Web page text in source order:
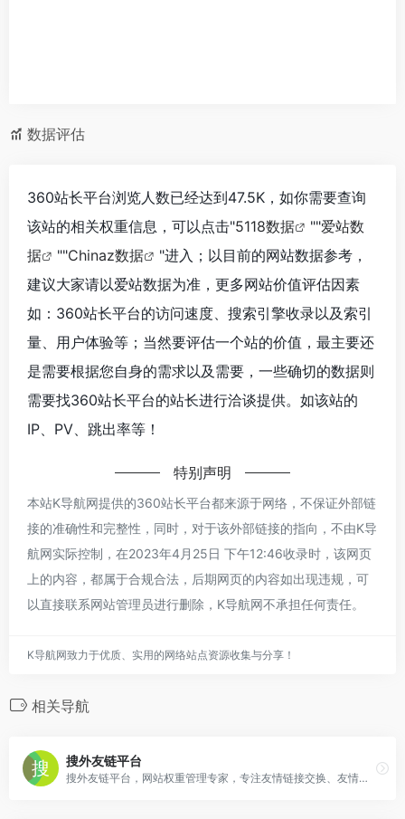
数据评估
360站长平台浏览人数已经达到47.5K，如你需要查询
该站的相关权重信息，可以点击"5118数据 ""爱站数
据
""Chinaz数据
"进入；以目前的网站数据参考，
建议大家请以爱站数据为准，更多网站价值评估因素
如：360站长平台的访问速度、搜索引擎收录以及索引
量、用户体验等；当然要评估一个站的价值，最主要还
是需要根据您自身的需求以及需要，一些确切的数据则
需要找360站长平台的站长进行洽谈提供。如该站的
IP、PV、跳出率等！
特别声明
本站K导航网提供的360站长平台都来源于网络，不保证外部链
接的准确性和完整性，同时，对于该外部链接的指向，不由K导
航网实际控制，在2023年4月25日 下午12:46收录时，该网页
上的内容，都属于合规合法，后期网页的内容如出现违规，可
以直接联系网站管理员进行删除，K导航网不承担任何责任。
K导航网致力于优质、实用的网络站点资源收集与分享！
相关导航
搜外友链平台
搜外友链平台，网站权重管理专家，专注友情链接交换、友情链接交易、友情链接查询和友情链接监控。